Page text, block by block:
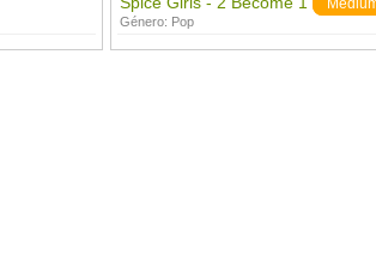
Género: Pop